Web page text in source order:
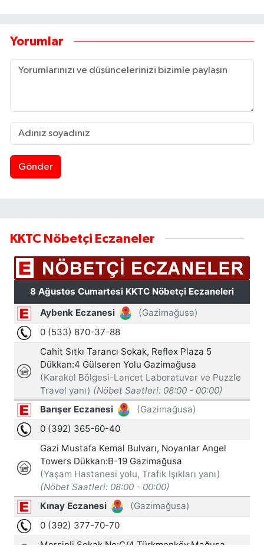
Yorumlar
Gönder
KKTC Nöbetçi Eczaneler